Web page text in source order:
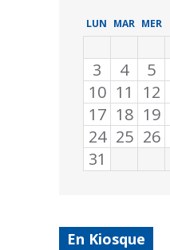
LUN MAR MER
3
4 5
10 11 12
17 18 19
24 25 26
31
En Kiosque